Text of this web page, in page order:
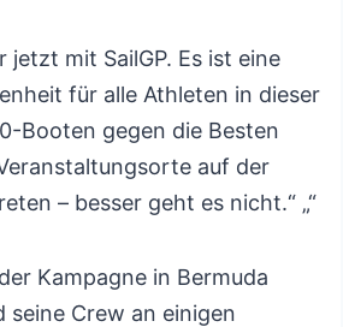
jetzt mit SailGP. Es ist eine
für alle Athleten in dieser
Booten gegen die Besten
auf der
– besser geht es nicht.“ „“
Kampagne in Bermuda
seine Crew an einigen